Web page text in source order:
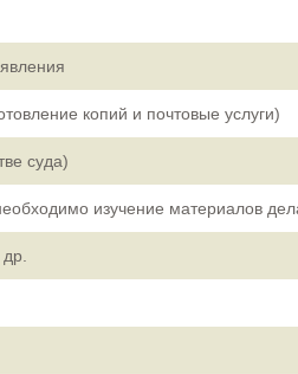
копий и почтовые услуги)
суда)
изучение материалов